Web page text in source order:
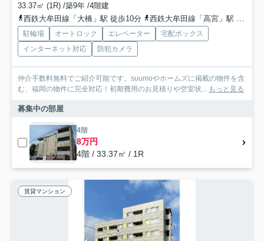
33.37㎡ (1R) /築9年 /4階建
西鉄大牟田線「大橋」駅 徒歩10分
西鉄大牟田線「高宮」駅 徒歩13分
駐輪場 オートロック エレベーター
宅配ボックス
インターネット対応
防犯カメラ
仲介手数料無料でご紹介可能です。suumoやホームズに掲載の物件を含
む、福岡の物件に完全対応！初期費用のお見積りや空室状... もっと見る
募集中の部屋
4階
8万円
4階 / 33.37㎡ / 1R
賃貸マンション